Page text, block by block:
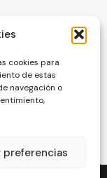
cookies para
de estas
navegación o
preferencias